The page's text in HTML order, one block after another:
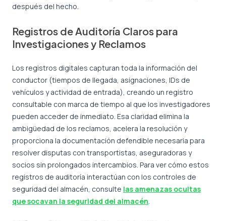
después del hecho.
Registros de Auditoría Claros para
Investigaciones y Reclamos
Los registros digitales capturan toda la información del
conductor (tiempos de llegada, asignaciones, IDs de
vehículos y actividad de entrada), creando un registro
consultable con marca de tiempo al que los investigadores
pueden acceder de inmediato. Esa claridad elimina la
ambigüedad de los reclamos, acelera la resolución y
proporciona la documentación defendible necesaria para
resolver disputas con transportistas, aseguradoras y
socios sin prolongados intercambios. Para ver cómo estos
registros de auditoría interactúan con los controles de
seguridad del almacén, consulte las amenazas ocultas
que socavan la seguridad del almacén.